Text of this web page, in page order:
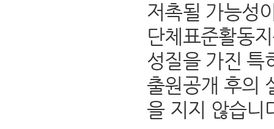
저촉될 가능성
단체표준활동
성질을 가진 특
출원공개 후의
을 지지 않습니